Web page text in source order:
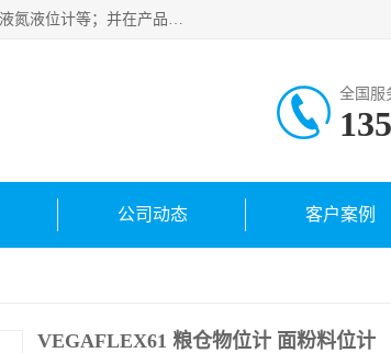
河南福瑞德仪表有限公司是生产销售电容液位计、液氨液位计、小量程液位计定制、智能锅炉水位计、液氮液位计等；并在产品开发、研制的过程中，吸取国内外仪器仪表的技术精华，建立了一支高、精、尖的科研开发队伍，使产品性能不断升级。
全国服
公司动态 客户案例
VEGAFLEX61 粮仓物位计 面粉料位计